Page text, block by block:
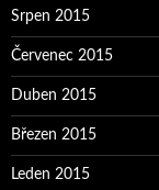
Srpen 2015
Červenec 2015
Duben 2015
Březen 2015
Leden 2015